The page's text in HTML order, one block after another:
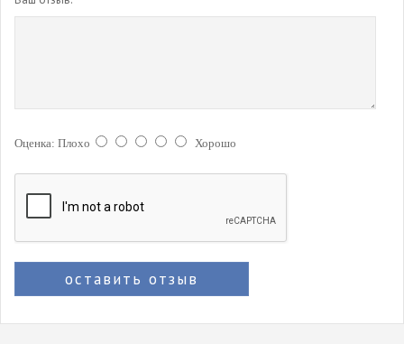
Оценка: Плохо Хорошо
оставить отзыв